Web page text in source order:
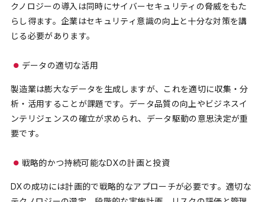
クノロジーの導入は同時にサイバーセキュリティの脅威をもた
らし得ます。企業はセキュリティ意識の向上と十分な対策を講
じる必要があります。
データの適切な活用
製造業は膨大なデータを生成しますが、これを適切に収集・分
析・活用することが課題です。データ品質の向上やビジネスイ
ンテリジェンスの確立が求められ、データ駆動の意思決定が重
要です。
戦略的かつ持続可能なDXの計画と投資
DXの成功には計画的で戦略的なアプローチが必要です。適切な